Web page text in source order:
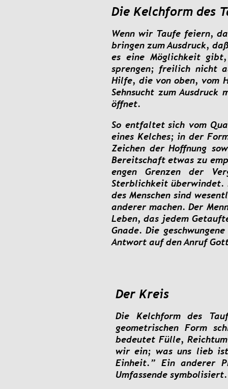
Die Kelchform des
Wenn wir Taufe feiern,
bringen zum Ausdruck,
es eine Möglichkeit gibt,
sprengen; freilich nicht
Hilfe, die von oben, vom
Sehnsucht zum Ausdruck
öffnet.
So entfaltet sich vom
eines Kelches; in der
Zeichen der Hoffnung
Bereitschaft etwas zu
engen
Grenzen der
Sterblichkeit überwindet.
des Menschen sind
anderer machen. Der
Leben, das jedem
Gnade. Die geschwungene
Antwort auf den Anruf
Der Kreis
Die Kelchform des
geometrischen Form
bedeutet Fülle,
wir ein; was uns lieb
Einheit.” Ein anderer
Umfassende symbolisiert.